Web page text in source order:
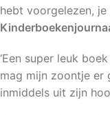
hebt voorgelezen, je
‘Een super leuk
mag mijn zoontje er
inmiddels uit zijn